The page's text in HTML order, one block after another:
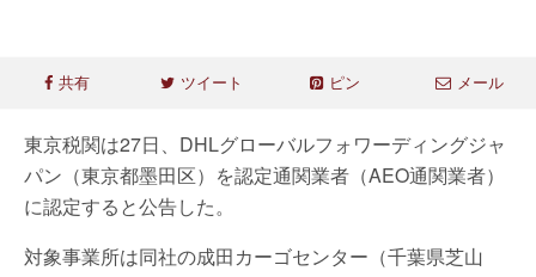
共有 ツイート ピン メール
東京税関は27日、DHLグローバルフォワーディングジャ
パン（東京都墨田区）を認定通関業者（AEO通関業者）
に認定すると公告した。
対象事業所は同社の成田カーゴセンター（千葉県芝山